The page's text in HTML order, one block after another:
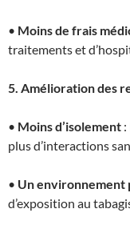
• Moins de frais
traitements et
5. Amélioration des
• Moins d’isolement
plus d’interactions
• Un environnement
d’exposition au